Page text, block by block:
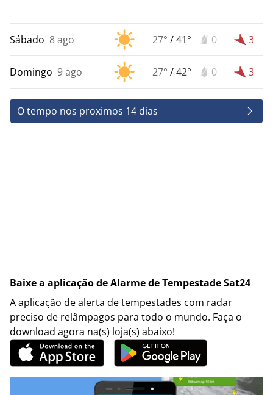
Sábado 8 ago 27° /41° 0 3
Domingo 9 ago 27° /42° 0 3
O tempo nos proximos 14 dias
Baixe a aplicação de Alarme de Tempestade Sat24
A aplicação de alerta de tempestades com radar
preciso de relâmpagos para todo o mundo. Faça o
download agora na(s) loja(s) abaixo!